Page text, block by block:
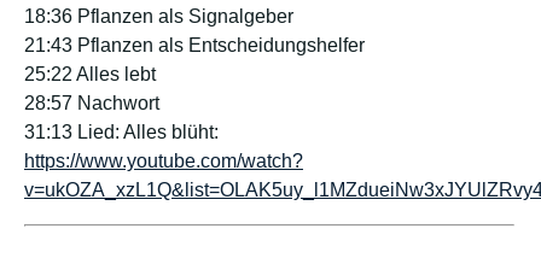
18:36 Pflanzen als Signalgeber
21:43 Pflanzen als Entscheidungshelfer
25:22 Alles lebt
28:57 Nachwort
31:13 Lied: Alles blüht:
https://www.youtube.com/watch?